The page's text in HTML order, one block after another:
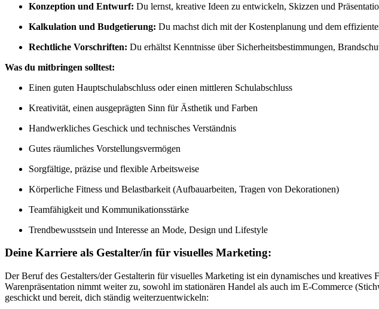
Konzeption und Entwurf: Du lernst, kreative Ideen zu entwickeln, Skizzen und
Kalkulation und Budgetierung: Du machst dich mit der Kostenplanung und dem
Rechtliche Vorschriften: Du erhältst Kenntnisse über Sicherheitsbestimmungen,
Was du mitbringen solltest:
Einen guten Hauptschulabschluss oder einen mittleren Schulabschluss
Kreativität, einen ausgeprägten Sinn für Ästhetik und Farben
Handwerkliches Geschick und technisches Verständnis
Gutes räumliches Vorstellungsvermögen
Sorgfältige, präzise und flexible Arbeitsweise
Körperliche Fitness und Belastbarkeit (Aufbauarbeiten, Tragen von Dekorationen)
Teamfähigkeit und Kommunikationsstärke
Trendbewusstsein und Interesse an Mode, Design und Lifestyle
Deine Karriere als Gestalter/in für visuelles Marketing:
Der Beruf des Gestalters/der Gestalterin für visuelles Marketing ist ein dynamisches und
Warenpräsentation nimmt weiter zu, sowohl im stationären Handel als auch im E-Commerce
geschickt und bereit, dich ständig weiterzuentwickeln: